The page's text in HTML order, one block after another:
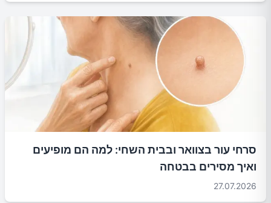
סרחי עור בצוואר ובבית השחי: למה הם מופיעים
ואיך מסירים בבטחה
27.07.2026